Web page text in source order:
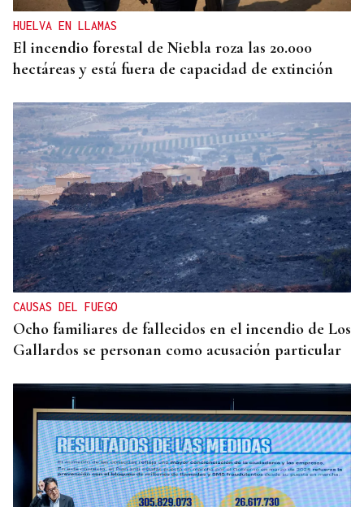
HUELVA EN LLAMAS
El incendio forestal de Niebla roza las 20.000
hectáreas y está fuera de capacidad de extinción
CAUSAS DEL FUEGO
Ocho familiares de fallecidos en el incendio de Los
Gallardos se personan como acusación particular